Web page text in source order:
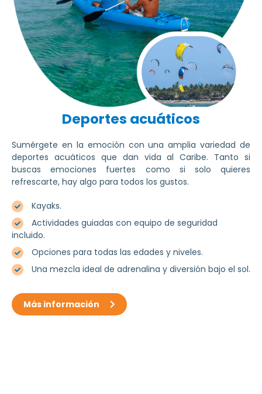
Deportes acuáticos
Sumérgete en la emoción con una amplia variedad de
deportes acuáticos que dan vida al Caribe. Tanto si
buscas emociones fuertes como si solo quieres
refrescarte, hay algo para todos los gustos.
Kayaks.
Actividades guiadas con equipo de seguridad
incluido.
Opciones para todas las edades y niveles.
Una mezcla ideal de adrenalina y diversión bajo el sol.
Más información